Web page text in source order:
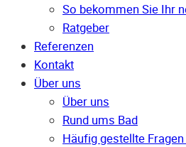
So bekommen Sie Ihr
Ratgeber
Referenzen
Kontakt
Über uns
Über uns
Rund ums Bad
Häufig gestellte Fragen